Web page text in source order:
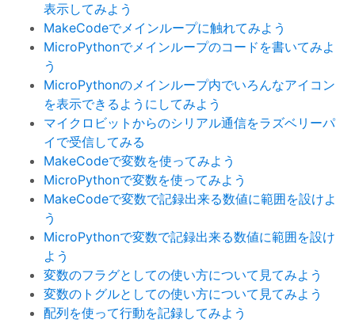
表示してみよう
MakeCodeでメインループに触れてみよう
MicroPythonでメインループのコードを書いてみよ
う
MicroPythonのメインループ内でいろんなアイコン
を表示できるようにしてみよう
マイクロビットからのシリアル通信をラズベリーパ
イで受信してみる
MakeCodeで変数を使ってみよう
MicroPythonで変数を使ってみよう
MakeCodeで変数で記録出来る数値に範囲を設けよ
う
MicroPythonで変数で記録出来る数値に範囲を設け
よう
変数のフラグとしての使い方について見てみよう
変数のトグルとしての使い方について見てみよう
配列を使って行動を記録してみよう